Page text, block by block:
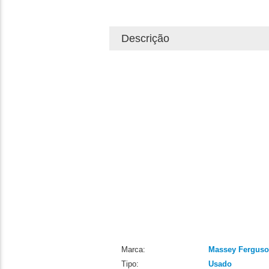
Descrição
Marca:
Massey
Tipo:
Usado